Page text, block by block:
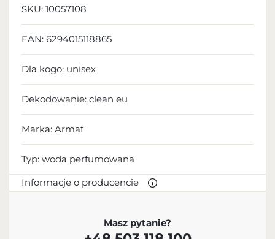
SKU: 10057108
EAN: 6294015118865
Dla kogo: unisex
Dekodowanie: clean eu
Marka: Armaf
Typ: woda perfumowana
Informacje o producencie
Masz pytanie?